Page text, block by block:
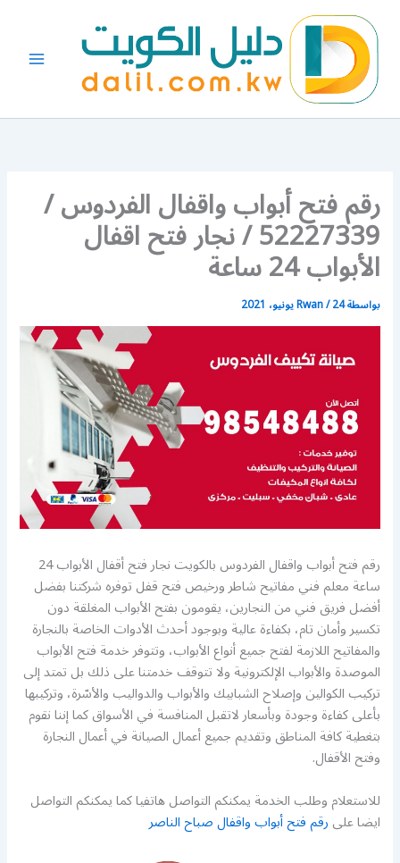
المحتوى
رقم فتح أبواب واقفال الفردوس /
52227339 / نجار فتح اقفال
الأبواب 24 ساعة
بواسطة Rwan/24 يونيو، 2021
رقم فتح أبواب واقفال الفردوس بالكويت نجار فتح أقفال الأبواب 24
ساعة معلم فني مفاتيح شاطر ورخيص فتح قفل توفره شركتنا بفضل
أفضل فريق فني من النجارين، يقومون بفتح الأبواب المغلقة دون
تكسير وأمان تام، بكفاءة عالية وبوجود أحدث الأدوات الخاصة بالنجارة
والمفاتيح اللازمة لفتح جميع أنواع الأبواب، وتتوفر خدمة فتح الأبواب
الموصدة والأبواب الإلكترونية ولا تتوقف خدمتنا على ذلك بل تمتد إلى
تركيب الكوالين وإصلاح الشبابيك والأبواب والدواليب والأسّرة، وتركيبها
بأعلى كفاءة وجودة وبأسعار لاتقبل المنافسة في الأسواق كما إننا نقوم
بتغطية كافة المناطق وتقديم جميع أعمال الصيانة في أعمال النجارة
وفتح الأقفال.
للاستعلام وطلب الخدمة يمكنكم التواصل هاتفيا كما يمكنكم التواصل
ايضا علىرقم فتح أبواب واقفال صباح الناصر